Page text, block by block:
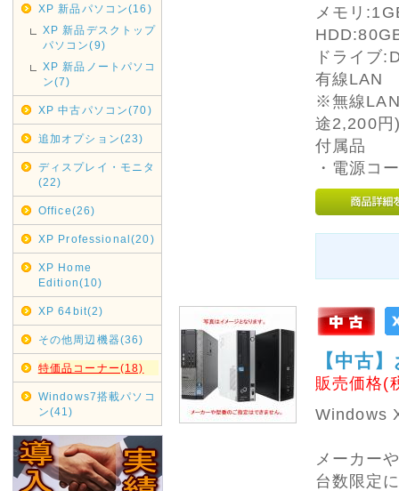
XP 新品パソコン(16)
XP 新品デスクトップ
パソコン(9)
XP 新品ノートパソコ
ン(7)
XP 中古パソコン(70)
追加オプション(23)
ディスプレイ・モニタ
(22)
Office(26)
XP Professional(20)
XP Home
Edition(10)
XP 64bit(2)
その他周辺機器(36)
特価品コーナー(18)
Windows7搭載パソコ
ン(41)
メモリ
ドライブ
有線LAN
※無線
途2,200円
付属品
・電源コ
【中古
販売価格(
Windows
メーカー
台数限定